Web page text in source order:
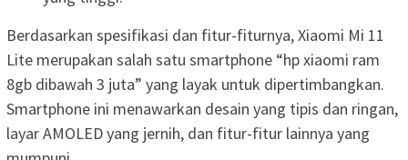
Berdasarkan spesifikasi dan fitur-fiturnya, Xiaomi Mi 11
Lite merupakan salah satu smartphone “hp xiaomi ram
8gb dibawah 3 juta” yang layak untuk dipertimbangkan.
Smartphone ini menawarkan desain yang tipis dan ringan,
layar AMOLED yang jernih, dan fitur-fitur lainnya yang